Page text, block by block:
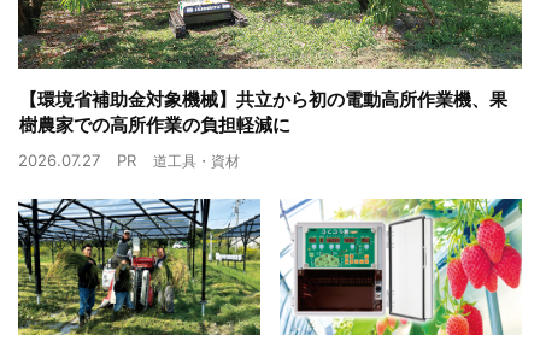
【環境省補助金対象機械】共立から初の電動高所作業機、果
樹農家での高所作業の負担軽減に
2026.07.27 PR 道工具・資材